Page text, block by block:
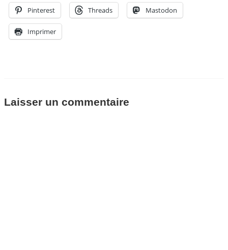
Pinterest Threads Mastodon
Imprimer
Laisser un commentaire